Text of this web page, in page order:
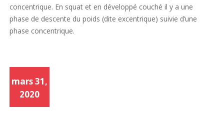
concentrique. En squat et en développé couché il y a une
phase de descente du poids (dite excentrique) suivie d’une
phase concentrique.
mars 31,
2020